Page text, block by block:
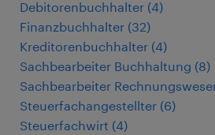
Debitorenbuchhalter (4)
Finanzbuchhalter (32)
Kreditorenbuchhalter (4)
Sachbearbeiter Buchhaltung (8)
Sachbearbeiter
Steuerfachangestellter (6)
Steuerfachwirt (4)